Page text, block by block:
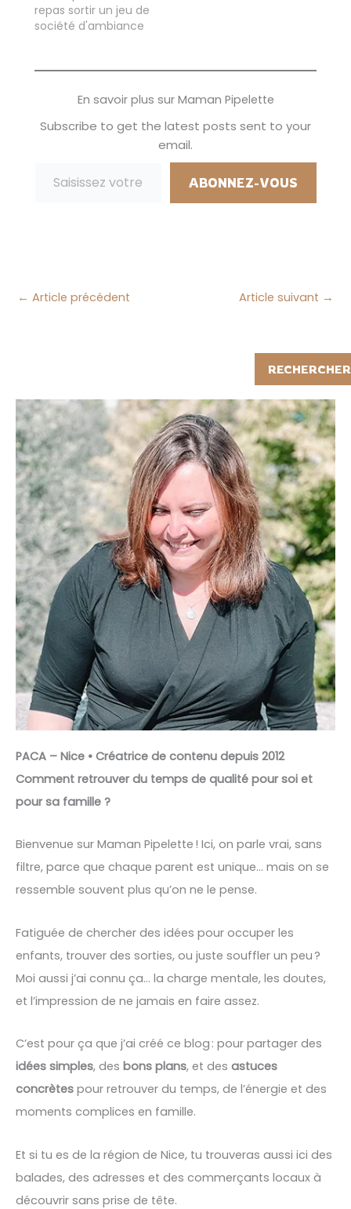
aider. Afin de
pouvoir…
repas sortir un jeu de
société d'ambiance
moment et pour
connaissances...
D'ailleurs nous avons
reçu il y a
semaines une jolie
En savoir plus sur Maman Pipelette
Subscribe to get the latest posts sent to your
email.
ABONNEZ-VOUS
← Article précédent Article suivant →
RECHERCHER
PACA – Nice • Créatrice de contenu depuis 2012
Comment retrouver du temps de qualité pour soi et
pour sa famille ?
Bienvenue sur Maman Pipelette ! Ici, on parle vrai, sans
filtre, parce que chaque parent est unique… mais on se
ressemble souvent plus qu’on ne le pense.
Fatiguée de chercher des idées pour occuper les
enfants, trouver des sorties, ou juste souffler un peu ?
Moi aussi j’ai connu ça… la charge mentale, les doutes,
et l’impression de ne jamais en faire assez.
C’est pour ça que j’ai créé ce blog : pour partager des
idées simples, des bons plans, et des astuces
concrètes pour retrouver du temps, de l’énergie et des
moments complices en famille.
Et si tu es de la région de Nice, tu trouveras aussi ici des
balades, des adresses et des commerçants locaux à
découvrir sans prise de tête.